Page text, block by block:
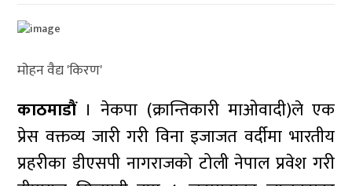
माेहन वैद्य 'किरण'
काठमाडाैं। नेकपा (क्रान्तिकारी माओवादी)ले एक
प्रेस वक्तव्य जारी गरी विना इजाजत वर्दीमा भारतीय
प्रहरीका डीएसपी नागराजको टोली नेपाल प्रवेश गरी